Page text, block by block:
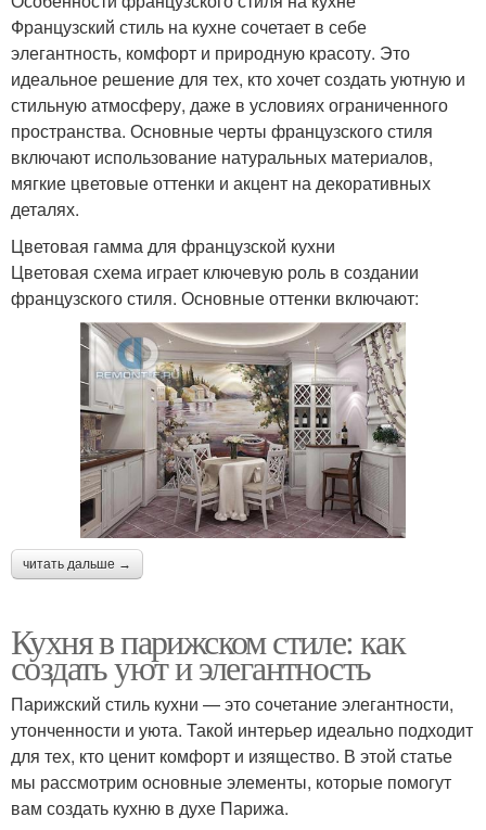
Французский стиль на кухне сочетает в себе
элегантность, комфорт и природную красоту. Это
идеальное решение для тех, кто хочет создать уютную и
стильную атмосферу, даже в условиях ограниченного
пространства. Основные черты французского стиля
включают использование натуральных материалов,
мягкие цветовые оттенки и акцент на декоративных
деталях.
Цветовая гамма для французской кухни
Цветовая схема играет ключевую роль в создании
французского стиля. Основные оттенки включают:
читать дальше →
Кухня в парижском стиле: как
создать уют и элегантность
Парижский стиль кухни — это сочетание элегантности,
утонченности и уюта. Такой интерьер идеально подходит
для тех, кто ценит комфорт и изящество. В этой статье
мы рассмотрим основные элементы, которые помогут
вам создать кухню в духе Парижа.